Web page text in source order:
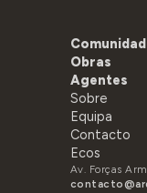
Obras
Agentes
Sobre
Equipa
Contacto
Ecos
Av. Forças